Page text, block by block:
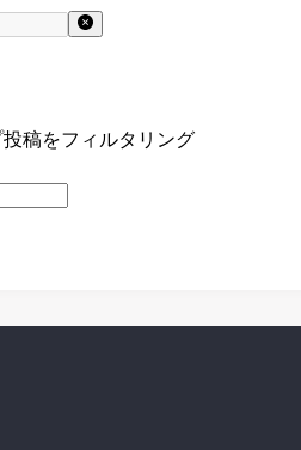
稿をフィルタリング